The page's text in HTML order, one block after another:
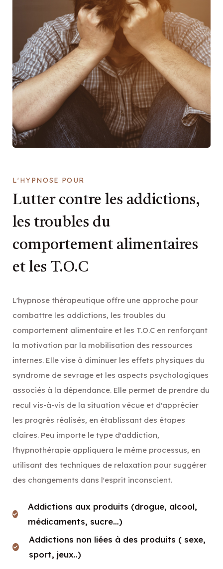
L'HYPNOSE POUR
Lutter contre les addictions,
les troubles du
comportement alimentaires
et les T.O.C
L'hypnose thérapeutique offre une approche pour
combattre les addictions, les troubles du
comportement alimentaire et les T.O.C en renforçant
la motivation par la mobilisation des ressources
internes. Elle vise à diminuer les effets physiques du
syndrome de sevrage et les aspects psychologiques
associés à la dépendance. Elle permet de prendre du
recul vis-à-vis de la situation vécue et d'apprécier
les progrès réalisés, en établissant des étapes
claires. Peu importe le type d'addiction,
l'hypnothérapie appliquera le même processus, en
utilisant des techniques de relaxation pour suggérer
des changements dans l'esprit inconscient.
Addictions aux produits (drogue, alcool,
médicaments, sucre…)
Addictions non liées à des produits ( sexe,
sport, jeux..)